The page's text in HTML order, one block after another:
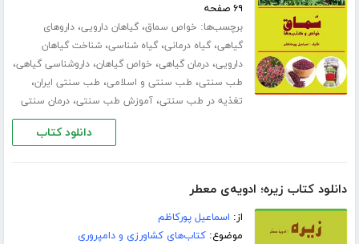
۶۹ صفحه
برچسب‌ها: خواص سماق،گیاهان دارویی،داروهای
گیاهی،گیاه درمانی،گیاه شناسی،شناخت گیاهان
دارویی،درمان گیاهی، خواص گیاهان،داروشناسی گیاهی،
طب سنتی، طب سنتی و اسلامی، طب سنتی ایران،
تغذیه در طب سنتی،آموزش طب سنتی،درمان سنتی
دانلود کتاب
دانلود کتاب زیره؛ ادویه‌ی معطر
از: اسماعیل پورکاظم
موضوع:کتاب‌های کشاورزی و دامپروری